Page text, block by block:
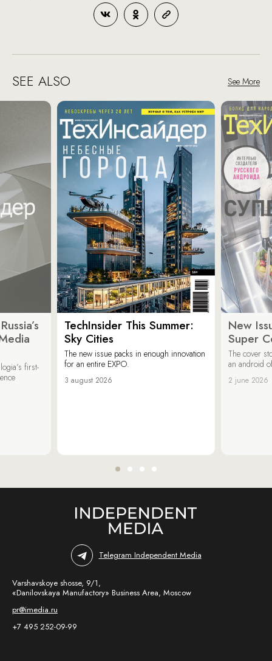
SEE ALSO See More
first-
TechInsider This Summer:
Sky Cities
The new issue packs in enough innovation
for an entire EXPO.
3 august 2026
New
Super
The cover
an android
2 june 2026
Telegram Independent Media
Varshavskoye shosse, 9/1,
«Danilovskaya Manufactory» Business Area, Moscow
pr@imedia.ru
+7 495 252-09-99